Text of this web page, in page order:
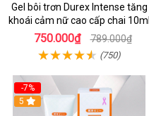
Gel bôi trơn Durex Intense tăng
khoái cảm nữ cao cấp chai 10ml
750.000₫ 789.000₫
(750)
-7%
5